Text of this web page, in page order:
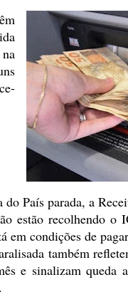
País parada, a
estão recolhendo o
em condições de
também
e sinalizam queda